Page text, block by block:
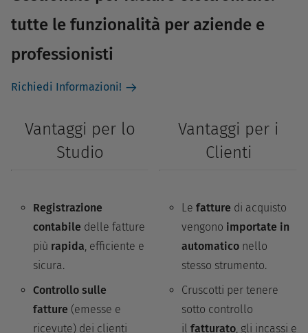
tutte le funzionalità per aziende e
professionisti
Richiedi Informazioni!
Vantaggi per lo
Studio
Registrazione
contabile delle fatture
più rapida, efficiente e
sicura.
Controllo sulle
fatture (emesse e
ricevute) dei clienti
Vantaggi per i
Clienti
Le fatture di acquisto
vengono importate in
automatico nello
stesso strumento.
Cruscotti per tenere
sotto controllo
il fatturato, gli incassi e